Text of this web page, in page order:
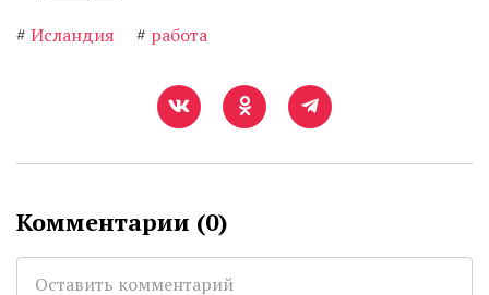
# Исландия # работа
Комментарии (0)